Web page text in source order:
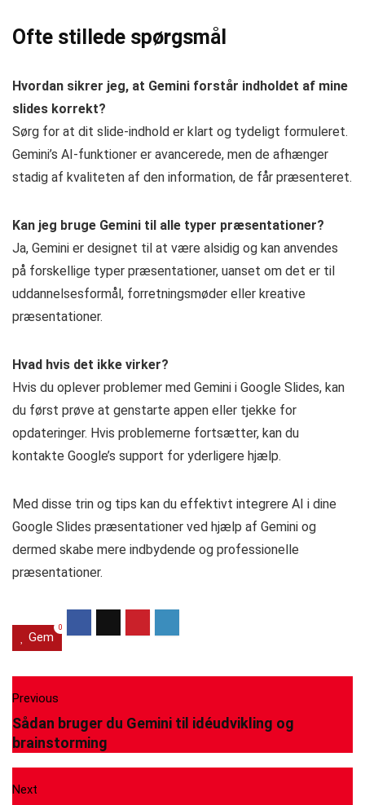
Ofte stillede spørgsmål
Hvordan sikrer jeg, at Gemini forstår indholdet af mine
slides korrekt?
Sørg for at dit slide-indhold er klart og tydeligt formuleret.
Gemini’s AI-funktioner er avancerede, men de afhænger
stadig af kvaliteten af den information, de får præsenteret.
Kan jeg bruge Gemini til alle typer præsentationer?
Ja, Gemini er designet til at være alsidig og kan anvendes
på forskellige typer præsentationer, uanset om det er til
uddannelsesformål, forretningsmøder eller kreative
præsentationer.
Hvad hvis det ikke virker?
Hvis du oplever problemer med Gemini i Google Slides, kan
du først prøve at genstarte appen eller tjekke for
opdateringer. Hvis problemerne fortsætter, kan du
kontakte Google’s support for yderligere hjælp.
Med disse trin og tips kan du effektivt integrere AI i dine
Google Slides præsentationer ved hjælp af Gemini og
dermed skabe mere indbydende og professionelle
præsentationer.
Gem
0
Previous
Sådan bruger du Gemini til idéudvikling og
brainstorming
Next